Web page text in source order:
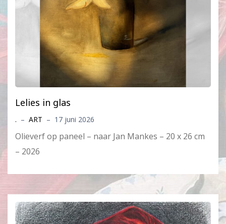
Lelies in glas
. – ART – 17 juni 2026
Olieverf op paneel – naar Jan Mankes – 20 x 26 cm
– 2026